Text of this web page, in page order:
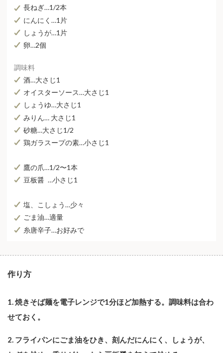
長ねぎ…1/2本
にんにく…1⽚
しょうが…1⽚
卵…2個
調味料
酒…⼤さじ1
オイスターソース…⼤さじ1
しょうゆ…⼤さじ1
みりん… ⼤さじ1
砂糖…⼤さじ1/2
鶏ガラスープの素…⼩さじ1
鷹の⽖…1/2〜1本
豆板醤 …⼩さじ1
塩、こしょう…少々
ごま油…適量
⽷唐⾟⼦…お好みで
作り方
1. 焼きそば麺を電子レンジで1分ほど加熱する。調味料は合わ
せておく。
2. フライパンにごま油をひき、刻んだにんにく、しょうが、